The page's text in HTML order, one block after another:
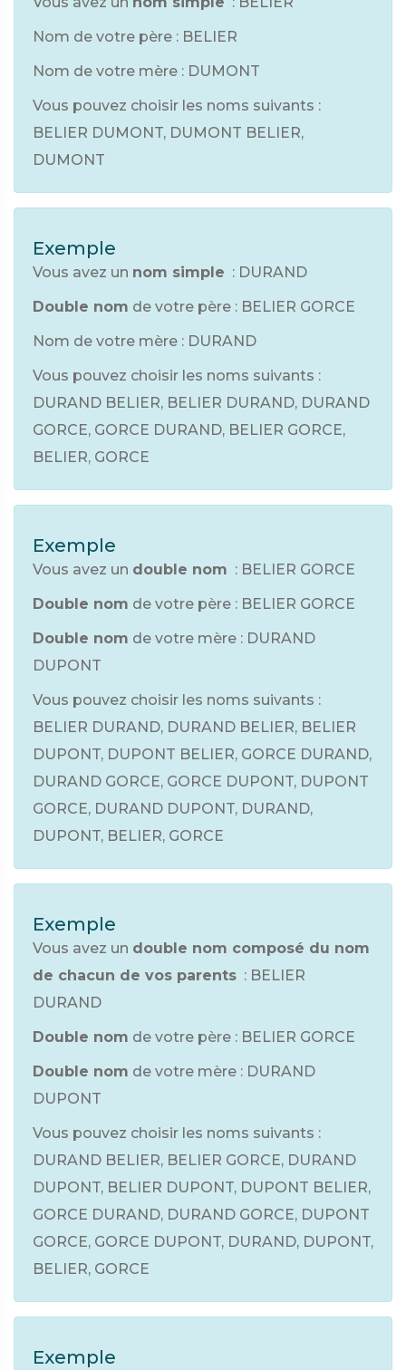
Nom de votre père : BELIER
Nom de votre mère : DUMONT
Vous pouvez choisir les noms suivants :
BELIER DUMONT, DUMONT BELIER,
DUMONT
Exemple
Vous avez un nom simple : DURAND
Double nom de votre père : BELIER GORCE
Nom de votre mère : DURAND
Vous pouvez choisir les noms suivants :
DURAND BELIER, BELIER DURAND, DURAND
GORCE, GORCE DURAND, BELIER GORCE,
BELIER, GORCE
Exemple
Vous avez un double nom : BELIER GORCE
Double nom de votre père : BELIER GORCE
Double nom de votre mère : DURAND
DUPONT
Vous pouvez choisir les noms suivants :
BELIER DURAND, DURAND BELIER, BELIER
DUPONT, DUPONT BELIER, GORCE DURAND,
DURAND GORCE, GORCE DUPONT, DUPONT
GORCE, DURAND DUPONT, DURAND,
DUPONT, BELIER, GORCE
Exemple
Vous avez un double nom composé du nom
de chacun de vos parents : BELIER
DURAND
Double nom de votre père : BELIER GORCE
Double nom de votre mère : DURAND
DUPONT
Vous pouvez choisir les noms suivants :
DURAND BELIER, BELIER GORCE, DURAND
DUPONT, BELIER DUPONT, DUPONT BELIER,
GORCE DURAND, DURAND GORCE, DUPONT
GORCE, GORCE DUPONT, DURAND, DUPONT,
BELIER, GORCE
Exemple